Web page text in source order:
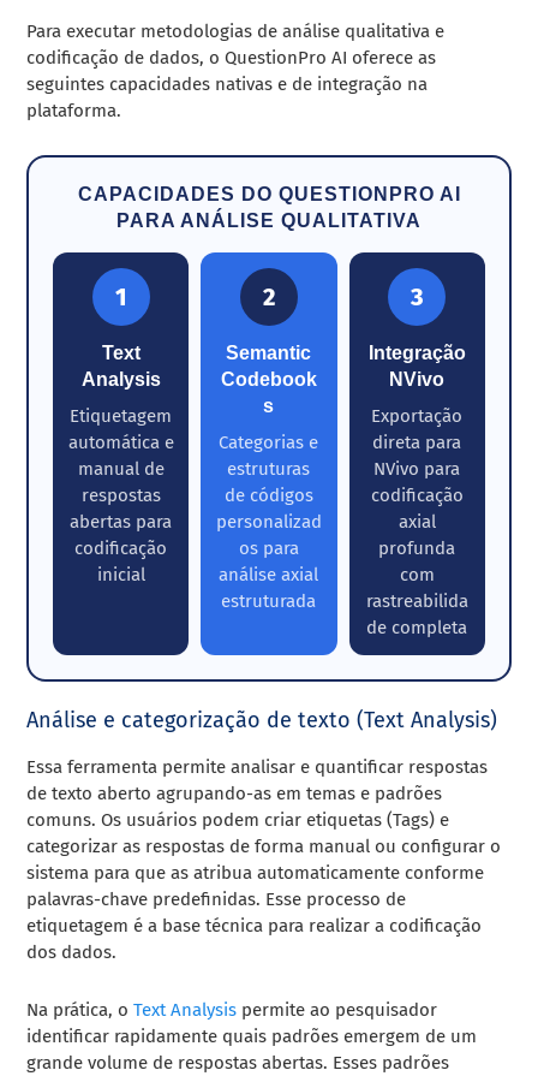
Para executar metodologias de análise qualitativa e
codificação de dados, o QuestionPro AI oferece as
seguintes capacidades nativas e de integração na
plataforma.
CAPACIDADES DO QUESTIONPRO AI
PARA ANÁLISE QUALITATIVA
1
Text
Analysis
Etiquetagem
automática e
manual de
respostas
abertas para
codificação
inicial
2
Semantic
Codebook
s
Categorias e
estruturas
de códigos
personalizad
os para
análise axial
estruturada
3
Integração
NVivo
Exportação
direta para
NVivo para
codificação
axial
profunda
com
rastreabilida
de completa
Análise e categorização de texto (Text Analysis)
Essa ferramenta permite analisar e quantificar respostas
de texto aberto agrupando-as em temas e padrões
comuns. Os usuários podem criar etiquetas (Tags) e
categorizar as respostas de forma manual ou configurar o
sistema para que as atribua automaticamente conforme
palavras-chave predefinidas. Esse processo de
etiquetagem é a base técnica para realizar a codificação
dos dados.
Na prática, oText Analysis permite ao pesquisador
identificar rapidamente quais padrões emergem de um
grande volume de respostas abertas. Esses padrões